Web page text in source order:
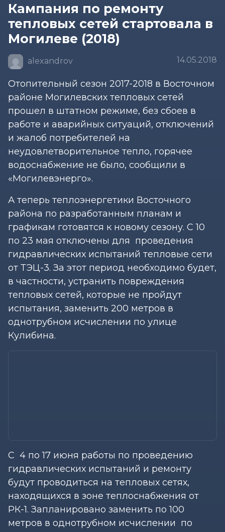
Кампания по ремонту
тепловых сетей стартовала в
Могилеве (2018)
alexandrov 14.05.2018
Отопительный сезон 2017-2018 в Восточном
районе Могилевских тепловых сетей
прошел в штатном режиме, без сбоев в
работе и аварийных ситуаций, отключений
и жалоб потребителей на
неудовлетворительное тепло, горячее
водоснабжение не было, сообщили в
«Могилевэнерго».
А теперь теплоэнергетики Восточного
района по разработанным планам и
графикам готовятся к новому сезону. С 10
по 23 мая отключены для проведения
гидравлических испытаний тепловые сети
от ТЭЦ-3. За этот период необходимо будет,
в частности, устранить повреждения
тепловых сетей, которые не пройдут
испытания, заменить 200 метров в
однотрубном исчислении по улице
Кулибина.
C 4 по 17 июня работы по проведению
гидравлических испытаний и ремонту
будут проводиться на тепловых сетях,
находящихся в зоне теплоснабжения от
РК-1. Запланировано заменить по 100
метров в однотрубном исчислении по